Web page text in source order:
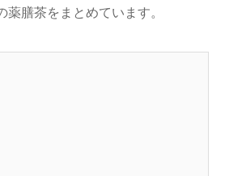
薬膳茶をまとめています。